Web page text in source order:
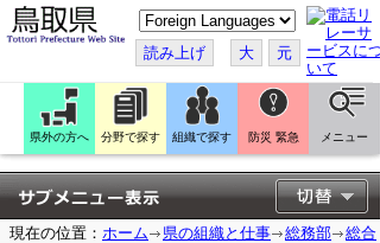
こ
の
ペ
ー
ジ
翻
訳
す
る
読み上げ 大 元
県外の方へ 分野で探す 組織で探す 防災 緊急 メニュー
現在の位置： ホーム 県の組織と仕事 総務部
総合